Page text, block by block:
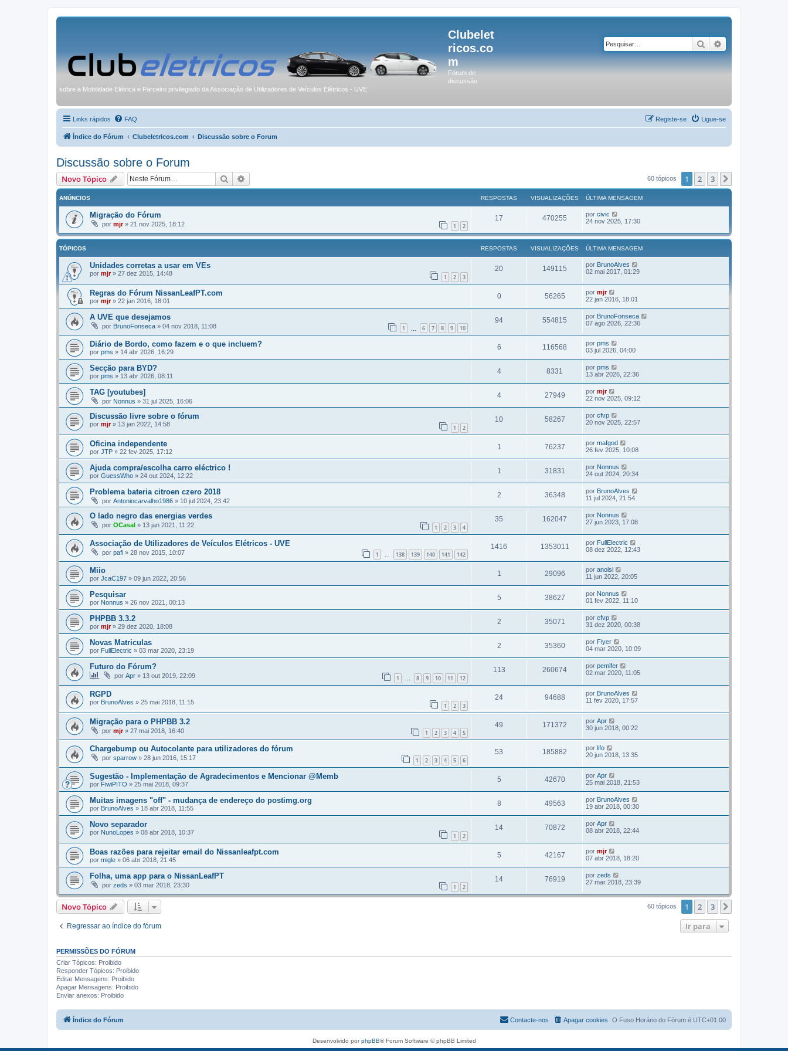
Clubelet
ricos.co
m
Fórum de
discussão
sobre a Mobilidade Elétrica e Parceiro privilegiado da Associação de Utilizadores de Veículos Elétricos - UVE
Pesquisar
Links rápidos FAQ Ligue-se
Registe-se
Índice do Fórum Clubeletricos.com Discussão sobre o Forum
Discussão sobre o Forum
Novo Tópico Pesquisar 60 tópicos 1 2 3
ANÚNCIOS RESPOSTAS VISUALIZAÇÕES ÚLTIMA MENSAGEM
Migração do Fórum
por mjr» 21 nov 2025, 18:12 1 2
17 470255 por civic
24 nov 2025, 17:30
TÓPICOS RESPOSTAS VISUALIZAÇÕES ÚLTIMA MENSAGEM
Unidades corretas a usar em VEs
por mjr» 27 dez 2015, 14:48 1 2 3
20 149115 por BrunoAlves
02 mai 2017, 01:29
Regras do Fórum NissanLeafPT.com
por mjr» 22 jan 2016, 18:01
0 56265 por mjr
22 jan 2016, 18:01
A UVE que desejamos
por BrunoFonseca » 04 nov 2018, 11:08 1 6 7 8 9 10
94 554815 por BrunoFonseca
07 ago 2026, 22:36
Diário de Bordo, como fazem e o que incluem?
por pms » 14 abr 2026, 16:29
6 116568 por pms
03 jul 2026, 04:00
Secção para BYD?
por pms » 13 abr 2026, 08:11
4 8331 por pms
13 abr 2026, 22:36
TAG [youtubes]
por Nonnus » 31 jul 2025, 16:06
4 27949 por mjr
22 nov 2025, 09:12
Discussão livre sobre o fórum
por mjr» 13 jan 2022, 14:58 1 2
10 58267 por cfvp
20 nov 2025, 22:57
Oficina independente
por JTP » 22 fev 2025, 17:12
1 76237 por mafgod
26 fev 2025, 10:08
Ajuda compra/escolha carro eléctrico !
por GuessWho » 24 out 2024, 12:22
1 31831 por Nonnus
24 out 2024, 20:34
Problema bateria citroen czero 2018
por Antoniocarvalho1986 » 10 jul 2024, 23:42
2 36348 por BrunoAlves
11 jul 2024, 21:54
O lado negro das energias verdes
por OCasal » 13 jan 2021, 11:22 1 2 3 4
35 162047 por Nonnus
27 jun 2023, 17:08
Associação de Utilizadores de Veículos Elétricos - UVE
por pafi » 28 nov 2015, 10:07 1 138 139 140 141 142
1416 1353011 por FullElectric
08 dez 2022, 12:43
Miio
por JcaC197 » 09 jun 2022, 20:56
1 29096 por anolsi
11 jun 2022, 20:05
Pesquisar
por Nonnus » 26 nov 2021, 00:13
5 38627 por Nonnus
01 fev 2022, 11:10
PHPBB 3.3.2
por mjr» 29 dez 2020, 18:08
2 35071 por cfvp
31 dez 2020, 00:38
Novas Matriculas
por FullElectric » 03 mar 2020, 23:19
2 35360 por Flyer
04 mar 2020, 10:09
Futuro do Fórum?
por Apr » 13 out 2019, 22:09 1 ... 8 9 10 11 12
113 260674 por pemifer
02 mar 2020, 11:05
RGPD
por BrunoAlves » 25 mai 2018, 11:15 1 2 3
24 94688 por BrunoAlves
11 fev 2020, 17:57
Migração para o PHPBB 3.2
por mjr» 27 mai 2018, 16:40 1 2 3 4 5
49 171372 por Apr
30 jun 2018, 00:22
Chargebump ou Autocolante para utilizadores do fórum
por sparrow » 28 jun 2016, 15:17 1 2 3 4 5 6
53 185882 por lifo
20 jun 2018, 13:35
Sugestão - Implementação de Agradecimentos e Mencionar @Memb
por FiwiPITO » 25 mai 2018, 09:37
5 42670 por Apr
25 mai 2018, 21:53
Muitas imagens "off" - mudança de endereço do postimg.org
por BrunoAlves » 18 abr 2018, 11:55
8 49563 por BrunoAlves
19 abr 2018, 00:30
Novo separador
por NunoLopes » 08 abr 2018, 10:37 1 2
14 70872 por Apr
08 abr 2018, 22:44
Boas razões para rejeitar email do Nissanleafpt.com
por migle » 06 abr 2018, 21:45
5 42167 por mjr
07 abr 2018, 18:20
Folha, uma app para o NissanLeafPT
por zeds » 03 mar 2018, 23:30 1 2
14 76919 por zeds
27 mar 2018, 23:39
Novo Tópico 60 tópicos 1 2 3
Regressar ao índice do fórum Ir para
PERMISSÕES DO FÓRUM
Criar Tópicos: Proibido
Responder Tópicos: Proibido
Editar Mensagens: Proibido
Apagar Mensagens: Proibido
Enviar anexos: Proibido
Índice do Fórum O Fuso Horário do Fórum é UTC+01:00
Apagar cookies
Contacte-nos
Desenvolvido porphpBB® Forum Software © phpBB Limited